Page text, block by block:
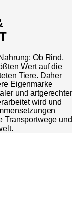
Ob Rind,
Wert auf die
Tiere. Daher
Eigenmarke
und artgerechter
wird und
Transportwege und